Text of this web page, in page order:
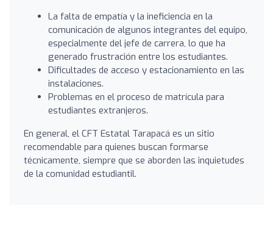
La falta de empatía y la ineficiencia en la
comunicación de algunos integrantes del equipo,
especialmente del jefe de carrera, lo que ha
generado frustración entre los estudiantes.
Dificultades de acceso y estacionamiento en las
instalaciones.
Problemas en el proceso de matrícula para
estudiantes extranjeros.
En general, el CFT Estatal Tarapacá es un sitio
recomendable para quienes buscan formarse
técnicamente, siempre que se aborden las inquietudes
de la comunidad estudiantil.